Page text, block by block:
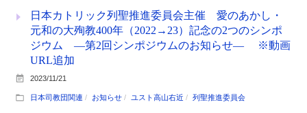
日本カトリック列聖推進委員会主催 愛のあかし・
元和の大殉教400年（2022→23）記念の2つのシンポ
ジウム ―第2回シンポジウムのお知らせ― ※動画
URL追加
2023/11/21
日本司教団関連 お知らせ ユスト高山右近 列聖推進委員会